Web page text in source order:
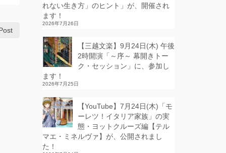
れない生き方」のヒント」が、開催され
ます！
2026年7月26日
【三越文楽】9月24日(木) 午後
2時開演「～序～ 幕開きトー
ク・セッション」に、参加し
ます！
2026年7月25日
【YouTube】7月24日(木)「モ
ーレツ！イタリア家族」の実
態・ヨットクルーズ編【テル
マエ・ミネルヴァ】が、公開されまし
た！